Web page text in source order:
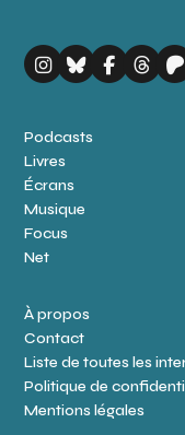
Podcasts
Livres
Écrans
Musique
Focus
Net
À propos
Contact
Liste de toutes les
Politique de
Mentions légales